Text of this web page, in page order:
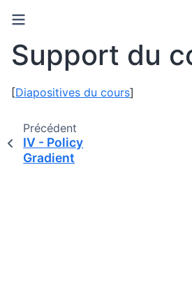
Support du
[Diapositives du cours]
Précédent
IV - Policy
Gradient